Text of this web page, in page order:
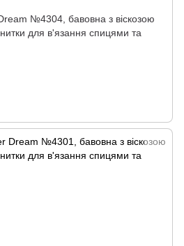
№4304, бавовна з віскозою
для в'язання спицями та